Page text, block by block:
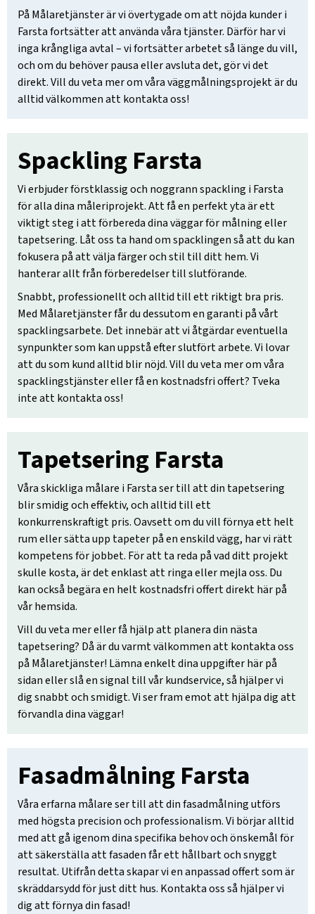
På Målaretjänster är vi övertygade om att nöjda kunder i
Farsta fortsätter att använda våra tjänster. Därför har vi
inga krångliga avtal – vi fortsätter arbetet så länge du vill,
och om du behöver pausa eller avsluta det, gör vi det
direkt. Vill du veta mer om våra väggmålningsprojekt är du
alltid välkommen att kontakta oss!
Spackling Farsta
Vi erbjuder förstklassig och noggrann spackling i Farsta
för alla dina måleriprojekt. Att få en perfekt yta är ett
viktigt steg i att förbereda dina väggar för målning eller
tapetsering. Låt oss ta hand om spacklingen så att du kan
fokusera på att välja färger och stil till ditt hem. Vi
hanterar allt från förberedelser till slutförande.
Snabbt, professionellt och alltid till ett riktigt bra pris.
Med Målaretjänster får du dessutom en garanti på vårt
spacklingsarbete. Det innebär att vi åtgärdar eventuella
synpunkter som kan uppstå efter slutfört arbete. Vi lovar
att du som kund alltid blir nöjd. Vill du veta mer om våra
spacklingstjänster eller få en kostnadsfri offert? Tveka
inte att kontakta oss!
Tapetsering Farsta
Våra skickliga målare i Farsta ser till att din tapetsering
blir smidig och effektiv, och alltid till ett
konkurrenskraftigt pris. Oavsett om du vill förnya ett helt
rum eller sätta upp tapeter på en enskild vägg, har vi rätt
kompetens för jobbet. För att ta reda på vad ditt projekt
skulle kosta, är det enklast att ringa eller mejla oss. Du
kan också begära en helt kostnadsfri offert direkt här på
vår hemsida.
Vill du veta mer eller få hjälp att planera din nästa
tapetsering? Då är du varmt välkommen att kontakta oss
på Målaretjänster! Lämna enkelt dina uppgifter här på
sidan eller slå en signal till vår kundservice, så hjälper vi
dig snabbt och smidigt. Vi ser fram emot att hjälpa dig att
förvandla dina väggar!
Fasadmålning Farsta
Våra erfarna målare ser till att din fasadmålning utförs
med högsta precision och professionalism. Vi börjar alltid
med att gå igenom dina specifika behov och önskemål för
att säkerställa att fasaden får ett hållbart och snyggt
resultat. Utifrån detta skapar vi en anpassad offert som är
skräddarsydd för just ditt hus. Kontakta oss så hjälper vi
dig att förnya din fasad!